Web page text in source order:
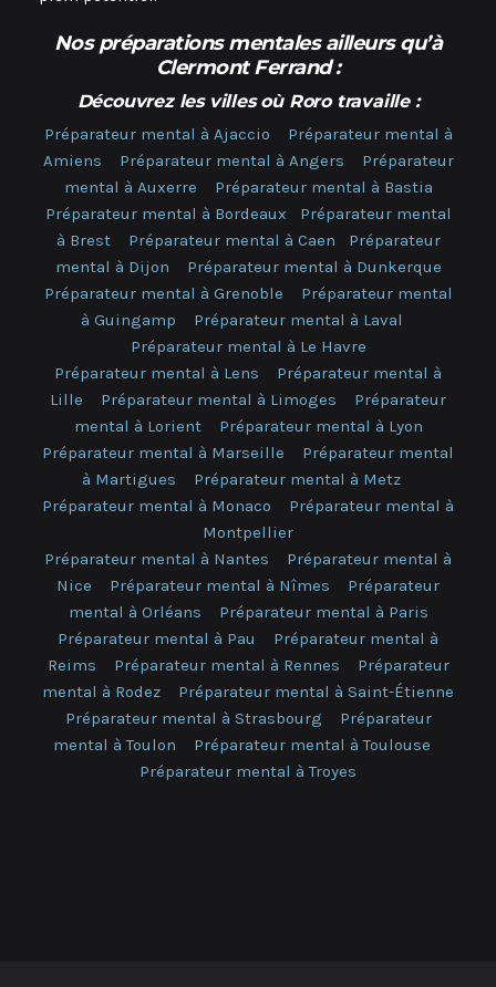
Nos préparations mentales ailleurs qu’à
Clermont Ferrand:
Découvrez les villes où Roro travaille :
Préparateur mental à Ajaccio
Préparateur mental à
Amiens
Préparateur mental à Angers
Préparateur
mental à Auxerre
Préparateur mental à Bastia
Préparateur mental à Bordeaux
Préparateur mental
à Brest
Préparateur mental à Caen
Préparateur
mental à Dijon
Préparateur mental à Dunkerque
Préparateur mental à Grenoble
Préparateur mental
à Guingamp
Préparateur mental à Laval
Préparateur mental à Le Havre
Préparateur mental à Lens
Préparateur mental à
Lille
Préparateur mental à Limoges
Préparateur
mental à Lorient
Préparateur mental à Lyon
Préparateur mental à Marseille
Préparateur mental
à Martigues
Préparateur mental à Metz
Préparateur mental à Monaco
Préparateur mental à
Montpellier
Préparateur mental à Nantes
Préparateur mental à
Nice
Préparateur mental à Nîmes
Préparateur
mental à Orléans
Préparateur mental à Paris
Préparateur mental à Pau
Préparateur mental à
Reims
Préparateur mental à Rennes
Préparateur
mental à Rodez
Préparateur mental à Saint-Étienne
Préparateur mental à Strasbourg
Préparateur
mental à Toulon
Préparateur mental à Toulouse
Préparateur mental à Troyes